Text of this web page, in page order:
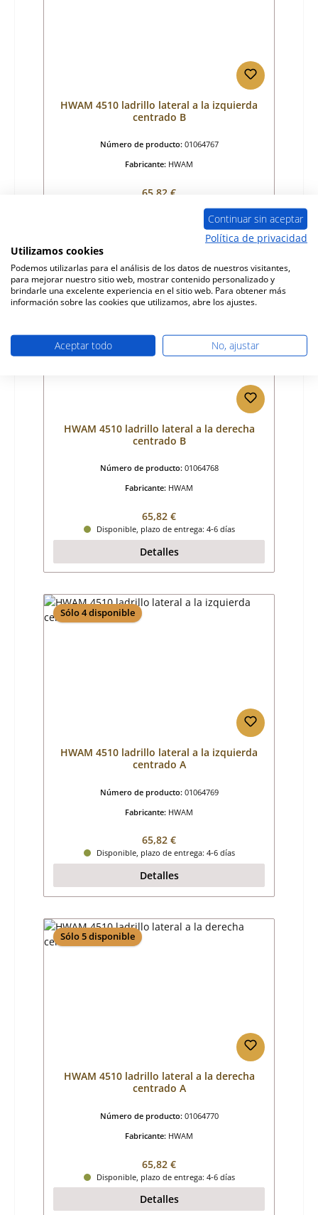
HWAM 4510 ladrillo lateral a la izquierda
centrado B
Número de producto: 01064767
Fabricante: HWAM
Precio normal:
65,82 €
tiempo de entrega aprox. 2-3 semanas
Sólo 2 disponible
HWAM 4510 ladrillo lateral a la derecha
centrado B
Número de producto: 01064768
Fabricante: HWAM
Precio normal:
65,82 €
Disponible, plazo de entrega: 4-6 días
Detalles
Sólo 4 disponible
HWAM 4510 ladrillo lateral a la izquierda
centrado A
Número de producto: 01064769
Fabricante: HWAM
Precio normal:
65,82 €
Disponible, plazo de entrega: 4-6 días
Detalles
Sólo 5 disponible
HWAM 4510 ladrillo lateral a la derecha
centrado A
Número de producto: 01064770
Fabricante: HWAM
Precio normal:
65,82 €
Disponible, plazo de entrega: 4-6 días
Detalles
Continuar sin aceptar
Política de privacidad
Utilizamos cookies
Podemos utilizarlas para el análisis de los datos de nuestros visitantes,
para mejorar nuestro sitio web, mostrar contenido personalizado y
brindarle una excelente experiencia en el sitio web. Para obtener más
información sobre las cookies que utilizamos, abre los ajustes.
Aceptar todo No, ajustar